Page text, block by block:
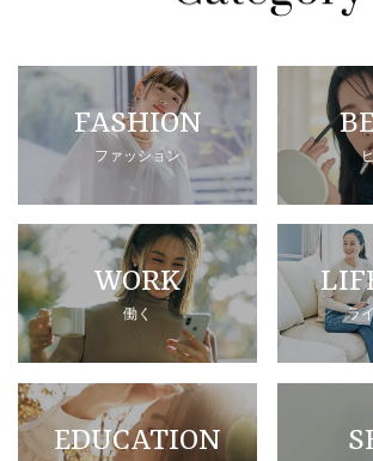
FASHION
ファッション
WORK
働く ラ
EDUCATION